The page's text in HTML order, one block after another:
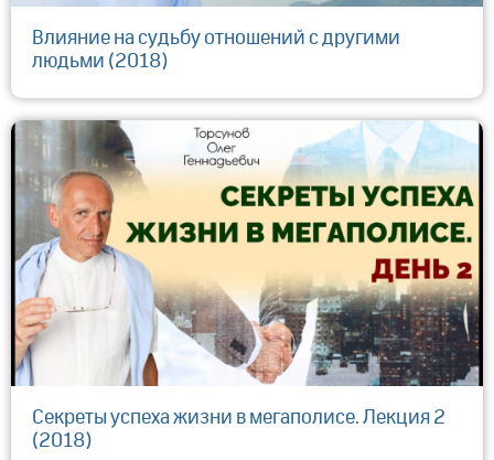
Влияние на судьбу отношений с другими
людьми (2018)
Секреты успеха жизни в мегаполисе. Лекция 2
(2018)